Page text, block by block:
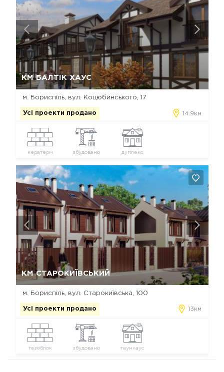
КМ БАЛТІК ХАУС
м. Бориспіль, вул. Коцюбинського, 17
Усі проекти продано 14.9км
кератерм збудовано дуплекс
Так, видалити Відміна
КМ СТАРОКИЇВСЬКИЙ
м. Бориспіль, вул. Старокиївська, 100
Усі проекти продано 13км
газоблок збудовано таунхаус
Так, видалити